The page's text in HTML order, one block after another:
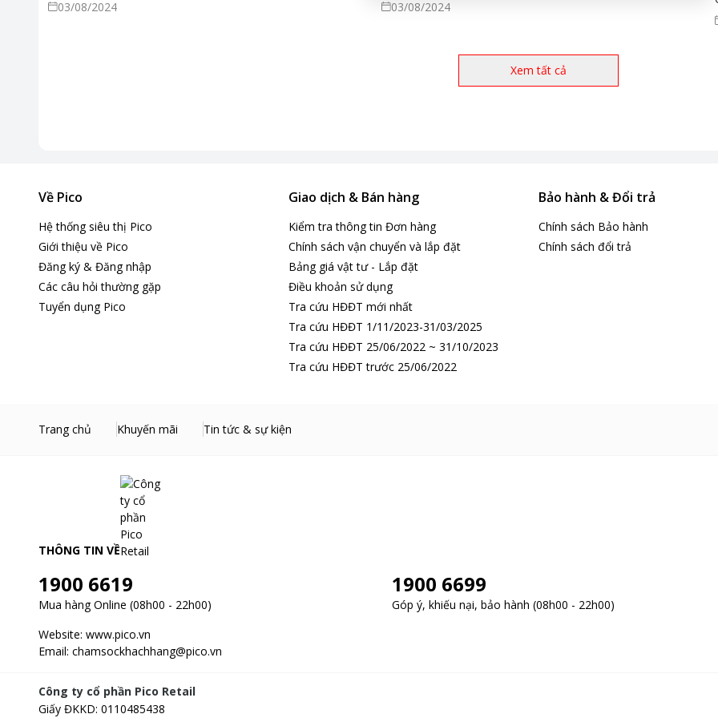
thức sản phẩm, kỹ năng giao tiếp bán hàng, tác phong hình
03/08/2024
phẩm về thương mại điện tử, logistic là 1 lợi thế. Chúng tôi
03/08/2024
Xem tất cả
Về Pico
Hệ thống siêu thị Pico
Giới thiệu về Pico
Đăng ký & Đăng nhập
Các câu hỏi thường gặp
Tuyển dụng Pico
Giao dịch & Bán hàng
Kiểm tra thông tin Đơn hàng
Chính sách vận chuyển và lắp đặt
Bảng giá vật tư - Lắp đặt
Điều khoản sử dụng
Tra cứu HĐĐT mới nhất
Tra cứu HĐĐT 1/11/2023-31/03/2025
Tra cứu HĐĐT 25/06/2022 ~ 31/10/2023
Tra cứu HĐĐT trước 25/06/2022
Bảo hành & Đổi trả
Chính sách Bảo hành
Chính sách đổi trả
Trang chủ Khuyến mãi Tin tức & sự kiện
THÔNG TIN VỀ
1900 6619
Mua hàng Online (08h00 - 22h00)
1900 6699
Góp ý, khiếu nại, bảo hành (08h00 - 22h00)
Website: www.pico.vn
Email: chamsockhachhang@pico.vn
Công ty cổ phần Pico Retail
Giấy ĐKKD: 0110485438